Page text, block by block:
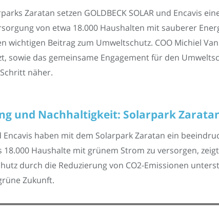
Zaratan setzen GOLDBECK SOLAR und Encavis
von etwa 18.000 Haushalten mit sauberer
wichtigen Beitrag zum Umweltschutz. COO Michiel
sowie das gemeinsame Engagement für den
näher.
und Nachhaltigkeit: Solarpark
Encavis haben mit dem Solarpark Zaratan ein
18.000 Haushalte mit grünem Strom zu versorgen,
durch die Reduzierung von CO2-Emissionen
Zukunft.